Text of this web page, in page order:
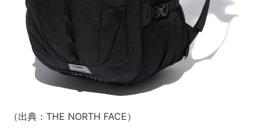
（出典：THE NORTH FACE）